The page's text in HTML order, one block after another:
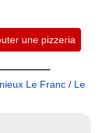
une pizzeria
Le Franc / Le